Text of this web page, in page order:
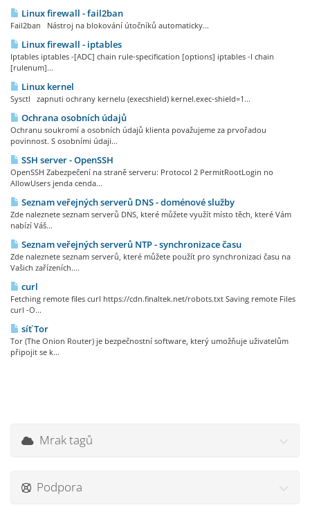
Linux firewall - fail2ban
Fail2ban Nástroj na blokování útočníků automaticky...
Linux firewall - iptables
Iptables iptables -[ADC] chain rule-specification [options] iptables -I chain
[rulenum]...
Linux kernel
Sysctl zapnuti ochrany kernelu (execshield) kernel.exec-shield=1...
Ochrana osobních údajů
Ochranu soukromí a osobních údajů klienta považujeme za prvořadou
povinnost. S osobními údaji...
SSH server - OpenSSH
OpenSSH Zabezpečení na straně serveru: Protocol 2 PermitRootLogin no
AllowUsers jenda cenda...
Seznam veřejných serverů DNS - doménové služby
Zde naleznete seznam serverů DNS, které můžete využít místo těch, které Vám
nabízí Váš...
Seznam veřejných serverů NTP - synchronizace času
Zde naleznete seznam serverů, které můžete použít pro synchronizaci času na
Vašich zařízeních....
curl
Fetching remote files curl https://cdn.finaltek.net/robots.txt Saving remote Files
curl -O...
síť Tor
Tor (The Onion Router) je bezpečnostní software, který umožňuje uživatelům
připojit se k...
Mrak tagů
Podpora